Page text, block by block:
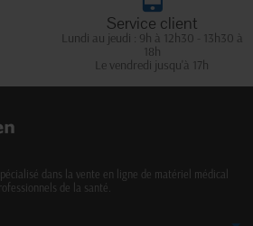
Service client
Lundi au jeudi : 9h à 12h30 - 13h30 à
18h
Le vendredi jusqu'à 17h
dans la vente en ligne de matériel médical
de la santé.